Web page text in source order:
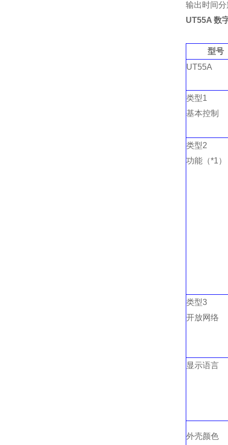
输出时间
UT55A 数
型号
UT55A
类型1
基本控制
类型2
功能（*1）
类型3
开放网络
显示语言
外壳颜色